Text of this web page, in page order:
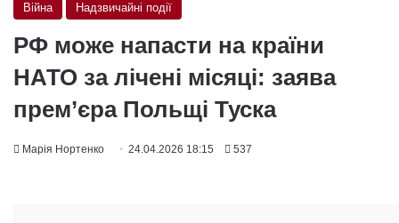
Війна Надзвичайні події
РФ може напасти на країни
НАТО за лічені місяці: заява
прем’єра Польщі Туска
Марія Нортенко 24.04.2026 18:15 537